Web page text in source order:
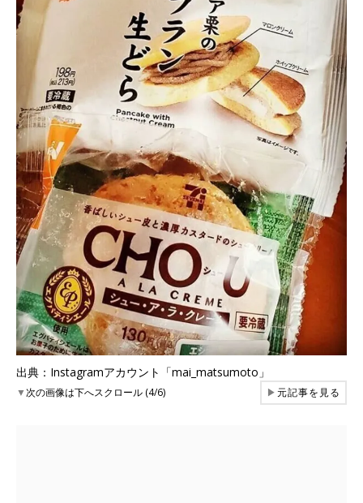
出典：Instagramアカウント「mai_matsumoto」
▼次の画像は下へスクロール (4/6) ▶元記事を見る